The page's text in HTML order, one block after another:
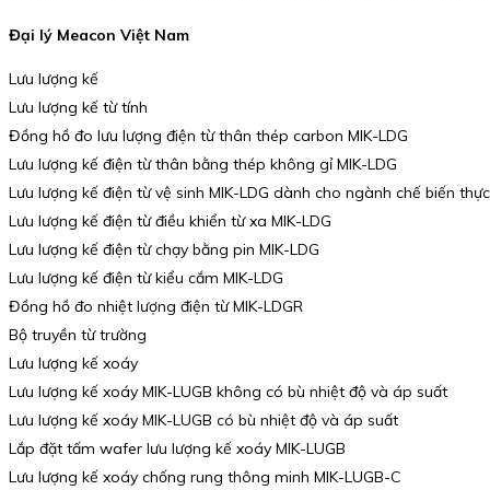
Đại lý Meacon Việt Nam
Lưu lượng kế
Lưu lượng kế từ tính
Đồng hồ đo lưu lượng điện từ thân thép carbon MIK-LDG
Lưu lượng kế điện từ thân bằng thép không gỉ MIK-LDG
Lưu lượng kế điện từ vệ sinh MIK-LDG dành cho ngành chế biến
Lưu lượng kế điện từ điều khiển từ xa MIK-LDG
Lưu lượng kế điện từ chạy bằng pin MIK-LDG
Lưu lượng kế điện từ kiểu cắm MIK-LDG
Đồng hồ đo nhiệt lượng điện từ MIK-LDGR
Bộ truyền từ trường
Lưu lượng kế xoáy
Lưu lượng kế xoáy MIK-LUGB không có bù nhiệt độ và áp suất
Lưu lượng kế xoáy MIK-LUGB có bù nhiệt độ và áp suất
Lắp đặt tấm wafer lưu lượng kế xoáy MIK-LUGB
Lưu lượng kế xoáy chống rung thông minh MIK-LUGB-C